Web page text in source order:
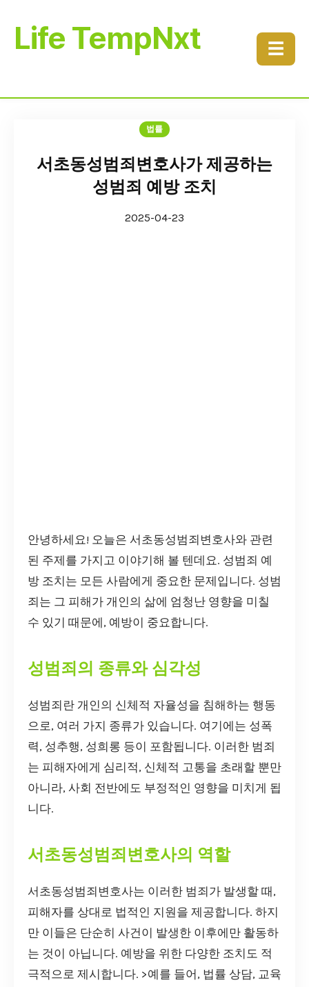
Life TempNxt ☰
법률
서초동성범죄변호사가 제공하는
성범죄 예방 조치
2025-04-23
안녕하세요! 오늘은 서초동성범죄변호사와 관련
된 주제를 가지고 이야기해 볼 텐데요. 성범죄 예
방 조치는 모든 사람에게 중요한 문제입니다. 성범
죄는 그 피해가 개인의 삶에 엄청난 영향을 미칠
수 있기 때문에, 예방이 중요합니다.
성범죄의 종류와 심각성
성범죄란 개인의 신체적 자율성을 침해하는 행동
으로, 여러 가지 종류가 있습니다. 여기에는 성폭
력, 성추행, 성희롱 등이 포함됩니다. 이러한 범죄
는 피해자에게 심리적, 신체적 고통을 초래할 뿐만
아니라, 사회 전반에도 부정적인 영향을 미치게 됩
니다.
서초동성범죄변호사의 역할
서초동성범죄변호사는 이러한 범죄가 발생할 때,
피해자를 상대로 법적인 지원을 제공합니다. 하지
만 이들은 단순히 사건이 발생한 이후에만 활동하
는 것이 아닙니다. 예방을 위한 다양한 조치도 적
극적으로 제시합니다. >예를 들어, 법률 상담, 교육